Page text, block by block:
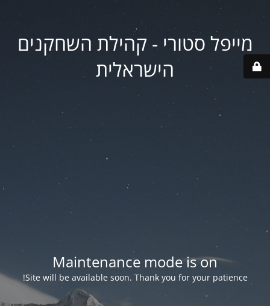
מייפל סטורי - קהילת השחקנים
הישראלית
Maintenance mode is on
Site will be available soon. Thank you for your patience!